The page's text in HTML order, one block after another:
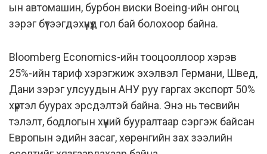
ын автомашин, бурбон виски Boeing-ийн онгоц
зэрэг бүтээгдэхүүнүүд гол бай болохоор байна.
Bloomberg Economics-ийн тооцооллоор хэрэв
25%-ийн тариф хэрэгжиж эхэлвэл Германи, Швед,
Дани зэрэг улсуудын АНУ руу гаргах экспорт 50%
хүртэл буурах эрсдэлтэй байна. Энэ нь төсвийн
тэлэлт, бодлогын хүүний бууралтаар сэргэж байсан
Европын эдийн засаг, хөрөнгийн зах зээлийн